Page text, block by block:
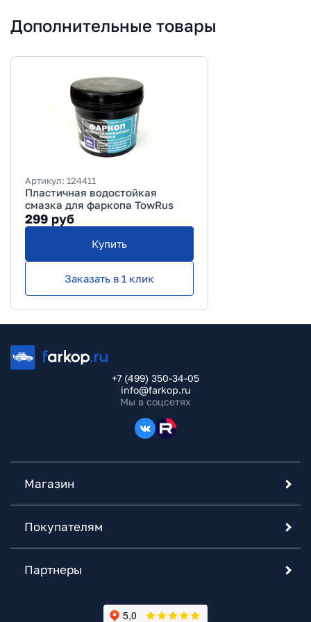
Дополнительные товары
Артикул: 124411
Пластичная водостойкая
смазка для фаркопа TowRus
299 руб
Купить
Заказать в 1 клик
+7 (499) 350-34-05
info@farkop.ru
Мы в соцсетях
Магазин
Покупателям
Партнеры